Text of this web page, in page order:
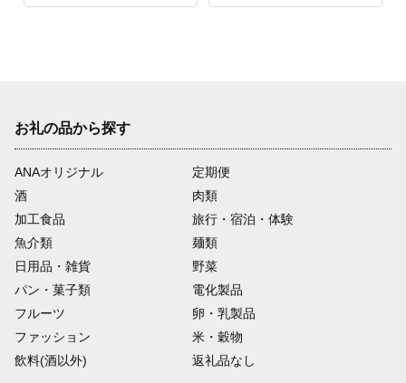
お礼の品から探す
ANAオリジナル
定期便
酒
肉類
加工食品
旅行・宿泊・体験
魚介類
麺類
日用品・雑貨
野菜
パン・菓子類
電化製品
フルーツ
卵・乳製品
ファッション
米・穀物
飲料(酒以外)
返礼品なし